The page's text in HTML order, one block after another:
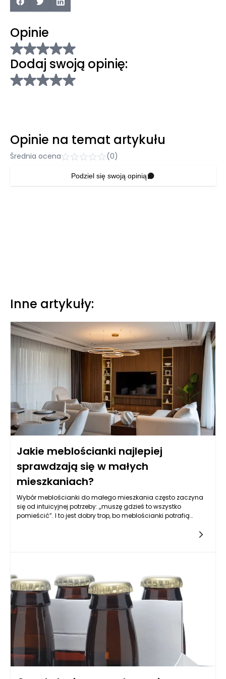
Opinie
Dodaj swoją opinię:
Opinie na temat artykułu
Średnia ocena (0)
Podziel się swoją opinią
Inne artykuły:
Jakie meblościanki najlepiej
sprawdzają się w małych
mieszkaniach?
Wybór meblościanki do małego mieszkania często zaczyna
się od intuicyjnej potrzeby: „muszę gdzieś to wszystko
pomieścić”. I to jest dobry trop, bo meblościanki potrafią
szafek, ale też o proporcjach, głębokości brył oraz o tym, ile
„powietrza” zostawiasz między elementami. W małym
mieszkaniu świetnie działają meblościanki, które łączą
zamknięte przechowywanie z otwartymi wnękami, bo
pozwalają ukryć codzienny chaos, a jednocześnie nie tworzą
efektu ciężkiej ściany. Dobrym nawykiem jest również
określenie priorytetów: czy w meblościance ma dominować
strefa RTV, czy raczej miejsce na książki i dekoracje, a może
potrzebujesz po prostu najwięcej schowków. Jeśli te potrzeby
są jasno nazwane, meblościanki przestają być